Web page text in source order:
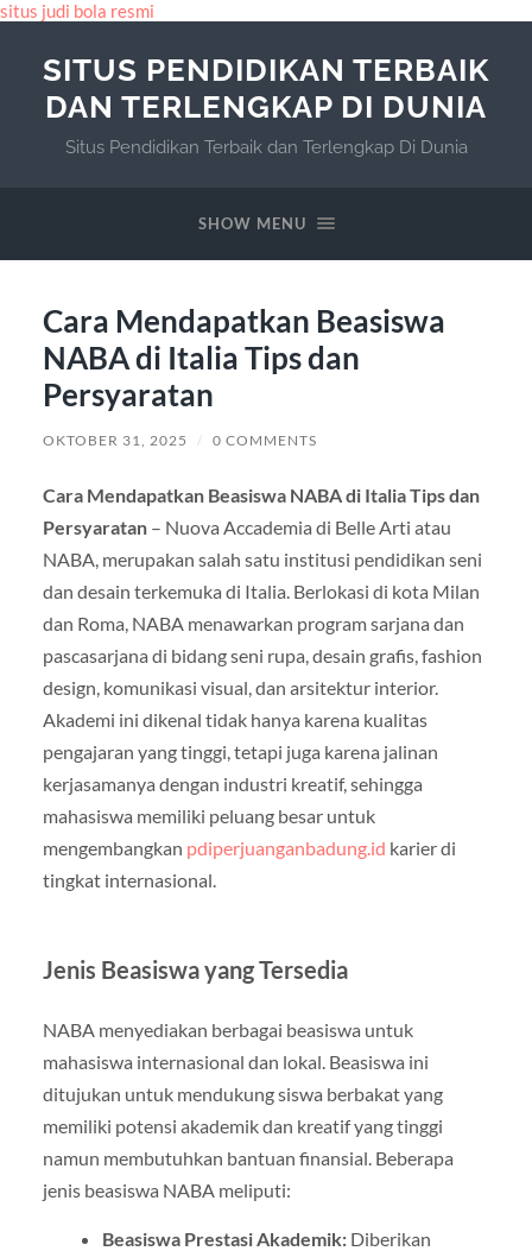
situs judi bola resmi
SITUS PENDIDIKAN TERBAIK
DAN TERLENGKAP DI DUNIA
Situs Pendidikan Terbaik dan Terlengkap Di Dunia
SHOW MENU
Cara Mendapatkan Beasiswa
NABA di Italia Tips dan
Persyaratan
OKTOBER 31, 2025 / 0 COMMENTS
Cara Mendapatkan Beasiswa NABA di Italia Tips dan
Persyaratan– Nuova Accademia di Belle Arti atau
NABA, merupakan salah satu institusi pendidikan seni
dan desain terkemuka di Italia. Berlokasi di kota Milan
dan Roma, NABA menawarkan program sarjana dan
pascasarjana di bidang seni rupa, desain grafis, fashion
design, komunikasi visual, dan arsitektur interior.
Akademi ini dikenal tidak hanya karena kualitas
pengajaran yang tinggi, tetapi juga karena jalinan
kerjasamanya dengan industri kreatif, sehingga
mahasiswa memiliki peluang besar untuk
mengembangkan pdiperjuanganbadung.id karier di
tingkat internasional.
Jenis Beasiswa yang Tersedia
NABA menyediakan berbagai beasiswa untuk
mahasiswa internasional dan lokal. Beasiswa ini
ditujukan untuk mendukung siswa berbakat yang
memiliki potensi akademik dan kreatif yang tinggi
namun membutuhkan bantuan finansial. Beberapa
jenis beasiswa NABA meliputi:
Beasiswa Prestasi Akademik:Diberikan